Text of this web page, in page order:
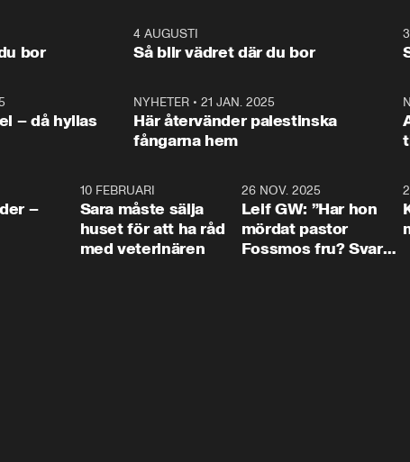
och Makten.
– Vi ställer upp i val. Ska vi
vara med så sitter vi förstås
1:06
bor
4 AUGUSTI
Så blir vädret där du bor
– då hyllas
NYHETER •21 JAN. 2025
Här återvänder palestinska
fångarna hem
–
10 FEBRUARI
Sara måste sälja
huset för att ha råd
med veterinären
26 NOV. 2025
Leif GW: ”Har hon
mördat pastor
Fossmos fru? Svar